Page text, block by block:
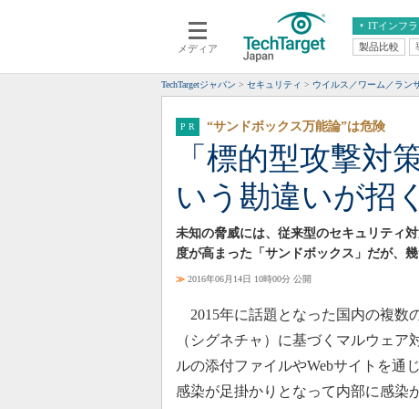
メディア
ITインフラ
クラウド
スマートモバイル
ネットワーク
システム運用管理
エンタープライズ
ERP
CX
情報系システム
製品比較
TechTargetジャパン セキュリティ ウイルス／ワーム／ラン
「標的型攻撃対
いう勘違いが招
“サンドボックス万能論”は危険
未知の脅威には、従来型のセキュリティ
度が高まった「サンドボックス」だが、
≫ 2016年06月14日 10時00分 公開
2015年に話題となった国内の複数
（シグネチャ）に基づくマルウェ
ルの添付ファイルやWebサイトを通
感染が足掛かりとなって内部に感染